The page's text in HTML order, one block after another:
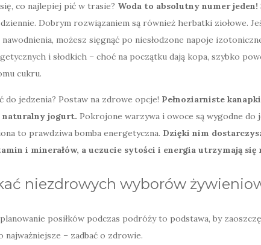
co najlepiej pić w trasie? Woda to absolutny numer jeden!
Dobrym rozwiązaniem są również herbatki ziołowe.
możesz sięgnąć po niesłodzone napoje
i słodkich – choć na początku dają kopa, szybko
cukru.
do jedzenia? Postaw na zdrowe opcje! Pełnoziarniste
naturalny jogurt. Pokrojone warzywa i owoce są wygodne do
to prawdziwa bomba energetyczna. Dzięki nim
i minerałów, a uczucie sytości i energia utrzymają się
niezdrowych wyborów
posiłków podczas podróży to podstawa, by
najważniejsze – zadbać o zdrowie.